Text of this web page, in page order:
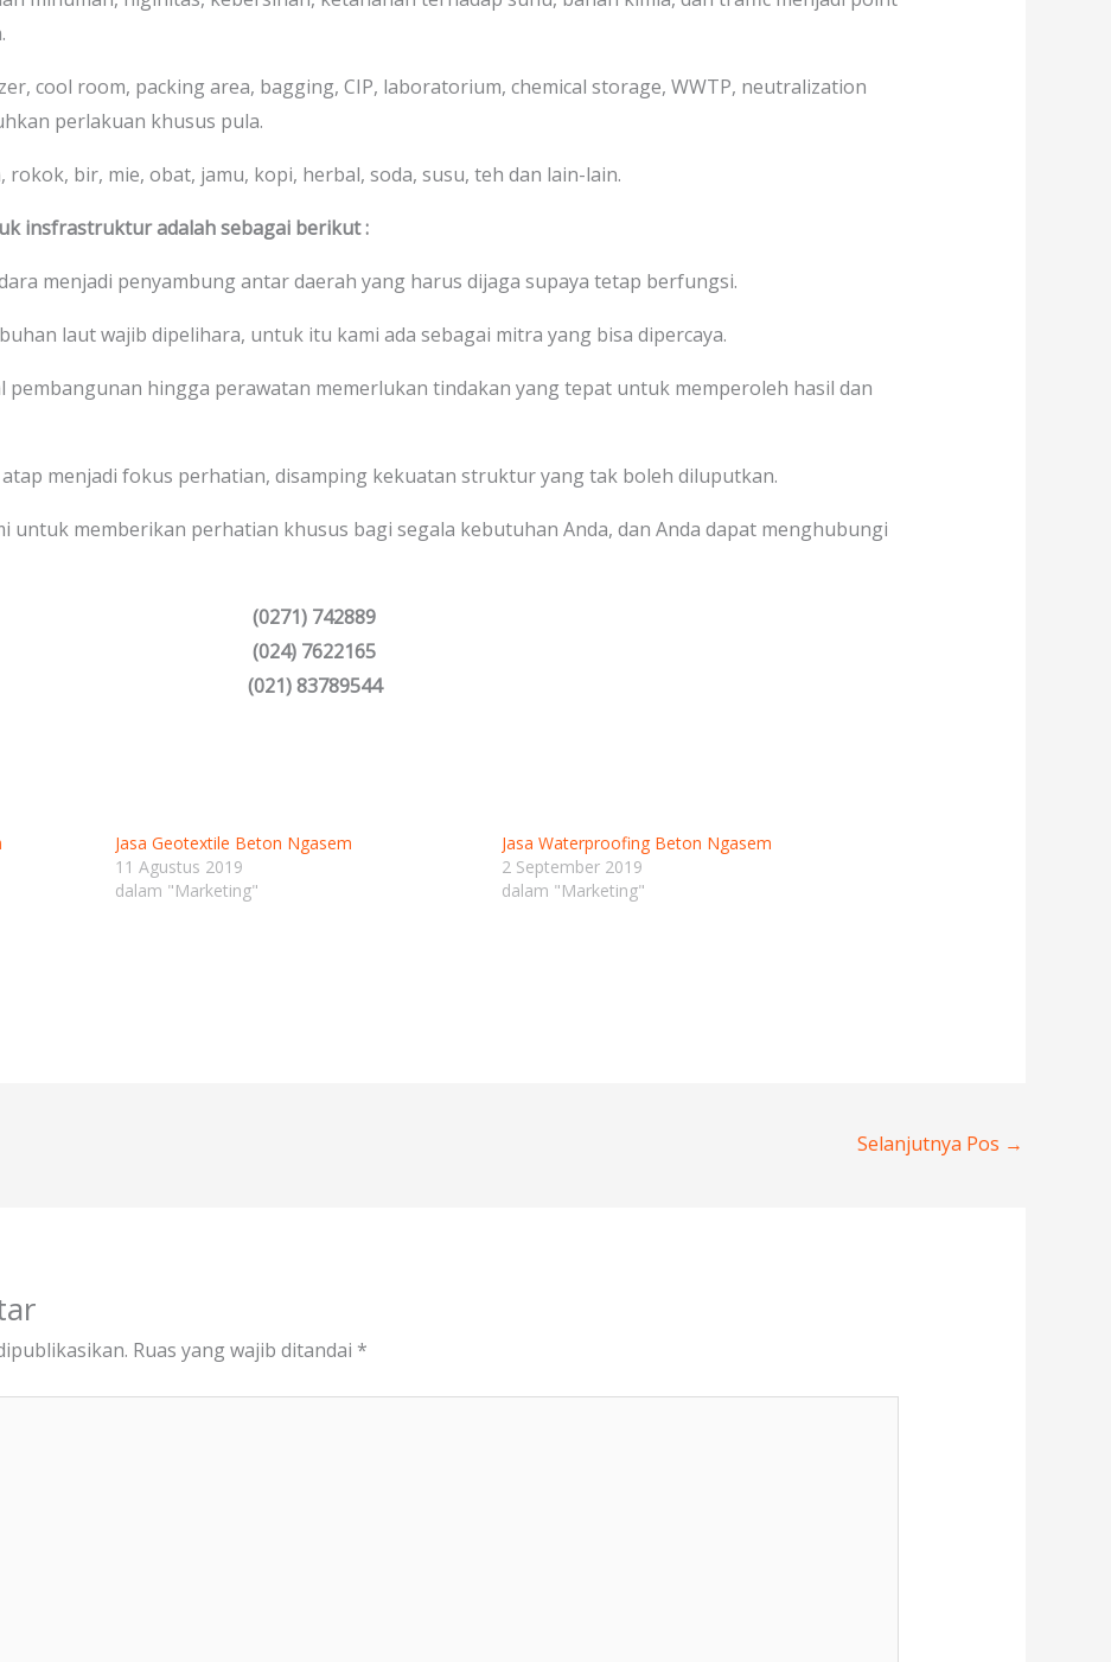
cool room, packing area, bagging, CIP, laboratorium, chemical storage, WWTP, neutralization
perlakuan khusus pula.
bir, mie, obat, jamu, kopi, herbal, soda, susu, teh dan lain-lain.
insfrastruktur adalah sebagai berikut :
menjadi penyambung antar daerah yang harus dijaga supaya tetap berfungsi.
laut wajib dipelihara, untuk itu kami ada sebagai mitra yang bisa dipercaya.
pembangunan hingga perawatan memerlukan tindakan yang tepat untuk memperoleh hasil dan
menjadi fokus perhatian, disamping kekuatan struktur yang tak boleh diluputkan.
untuk memberikan perhatian khusus bagi segala kebutuhan Anda, dan Anda dapat menghubungi
(0271) 742889
(024) 7622165
(021) 83789544
Jasa Geotextile Beton Ngasem
11 Agustus 2019
dalam "Marketing"
Jasa Waterproofing Beton Ngasem
2 September 2019
dalam "Marketing"
Selanjutnya Pos →
Ruas yang wajib ditandai *